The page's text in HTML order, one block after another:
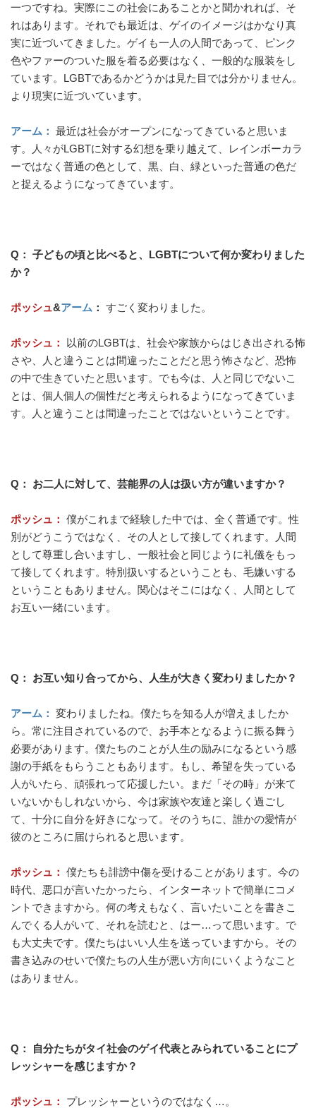
一つですね。実際にこの社会にあることかと聞かれれば、そ
れはあります。それでも最近は、ゲイのイメージはかなり真
実に近づいてきました。ゲイも一人の人間であって、ピンク
色やファーのついた服を着る必要はなく、一般的な服装をし
ています。LGBTであるかどうかは見た目では分かりません。
より現実に近づいています。
アーム： 最近は社会がオープンになってきていると思いま
す。人々がLGBTに対する幻想を乗り越えて、レインボーカラ
ーではなく普通の色として、黒、白、緑といった普通の色だ
と捉えるようになってきています。
Q： 子どもの頃と比べると、LGBTについて何か変わりました
か？
ポッシュ&アーム ： すごく変わりました。
ポッシュ：
以前のLGBTは、社会や家族からはじき出される怖
さや、人と違うことは間違ったことだと思う怖さなど、恐怖
の中で生きていたと思います。でも今は、人と同じでないこ
とは、個人個人の個性だと考えられるようになってきていま
す。人と違うことは間違ったことではないということです。
Q： お二人に対して、芸能界の人は扱い方が違いますか？
ポッシュ： 僕がこれまで経験した中では、全く普通です。性
別がどうこうではなく、その人として接してくれます。人間
として尊重し合いますし、一般社会と同じように礼儀をもっ
て接してくれます。特別扱いするということも、毛嫌いする
ということもありません。関心はそこにはなく、人間として
お互い一緒にいます。
Q： お互い知り合ってから、人生が大きく変わりましたか？
アーム： 変わりましたね。僕たちを知る人が増えましたか
ら。常に注目されているので、お手本となるように振る舞う
必要があります。僕たちのことが人生の励みになるという感
謝の手紙をもらうこともあります。もし、希望を失っている
人がいたら、頑張れって応援したい。まだ「その時」が来て
いないかもしれないから、今は家族や友達と楽しく過ごし
て、十分に自分を好きになって。そのうちに、誰かの愛情が
彼のところに届けられると思います。
ポッシュ： 僕たちも誹謗中傷を受けることがあります。今の
時代、悪口が言いたかったら、インターネットで簡単にコメ
ントできますから。何の考えもなく、言いたいことを書きこ
んでくる人がいて、それを読むと、はー…って思います。で
も大丈夫です。僕たちはいい人生を送っていますから。その
書き込みのせいで僕たちの人生が悪い方向にいくようなこと
はありません。
Q： 自分たちがタイ社会のゲイ代表とみられていることにプ
レッシャーを感じますか？
ポッシュ： プレッシャーというのではなく…。